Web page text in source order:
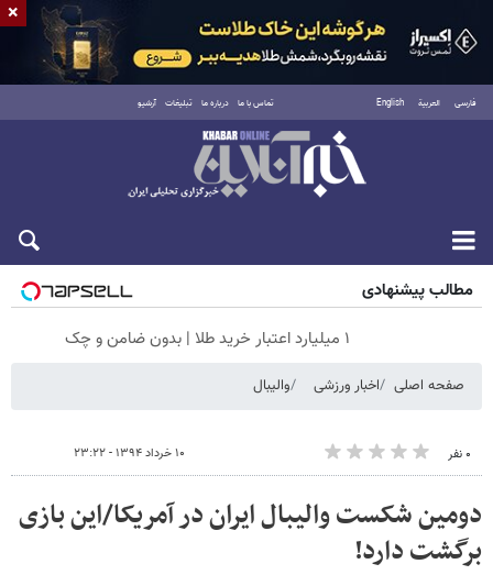
فارسی العربية English تماس با ما درباره ما تبلیغات آرشیو
جمعه ۱۶ مرداد ۱۴۰۵
مطالب پیشنهادی
۱ میلیارد اعتبار خرید طلا | بدون ضامن و چک
صفحه اصلی اخبار ورزشی والیبال
۰ نفر ۱۰ خرداد ۱۳۹۴ - ۲۳:۲۲
دومین شکست والیبال ایران در آمریکا/این بازی
برگشت دارد!
×